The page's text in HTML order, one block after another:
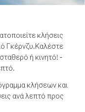
κλήσεις
Γκέρνζυ.Καλέστε
ή κινητό! -
κλήσεων και
ανά λεπτό προς